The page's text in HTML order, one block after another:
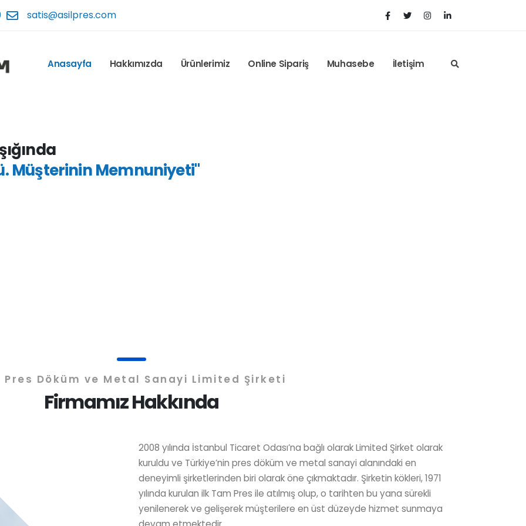
satis@asilpres.com
Anasayfa Hakkımızda Ürünlerimiz Online Sipariş Muhasebe İletişim
Müşterinin Memnuniyeti"
Pres Döküm ve Metal Sanayi Limited Şirketi
Firmamız Hakkında
2008 yılında İstanbul Ticaret Odası’na bağlı olarak Limited Şirket olarak
kuruldu ve Türkiye’nin pres döküm ve metal sanayi alanındaki en
deneyimli şirketlerinden biri olarak öne çıkmaktadır. Şirketin kökleri, 1971
yılında kurulan ilk Tam Pres ile atılmış olup, o tarihten bu yana sürekli
yenilenerek ve gelişerek müşterilere en üst düzeyde hizmet sunmaya